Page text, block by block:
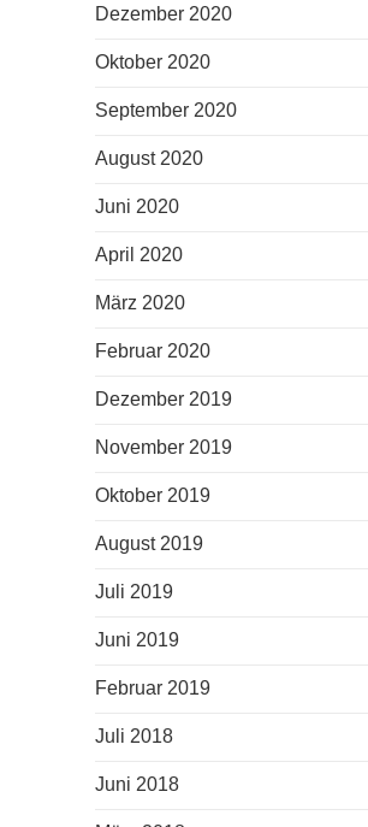
Dezember 2020
Oktober 2020
September 2020
August 2020
Juni 2020
April 2020
März 2020
Februar 2020
Dezember 2019
November 2019
Oktober 2019
August 2019
Juli 2019
Juni 2019
Februar 2019
Juli 2018
Juni 2018